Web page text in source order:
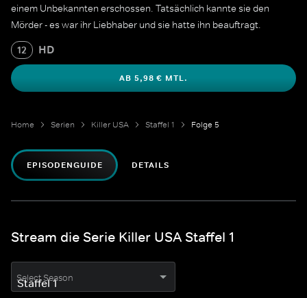
einem Unbekannten erschossen. Tatsächlich kannte sie den
Mörder - es war ihr Liebhaber und sie hatte ihn beauftragt.
12 HD
AB 5,98 € MTL.
Home Serien Killer USA Staffel 1 Folge 5
EPISODENGUIDE DETAILS
Stream die Serie Killer USA Staffel 1
Select Season